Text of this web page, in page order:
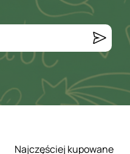
Najczęściej kupowane